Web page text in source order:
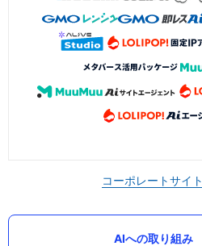
コーポレートサイト
AIへの取り組み